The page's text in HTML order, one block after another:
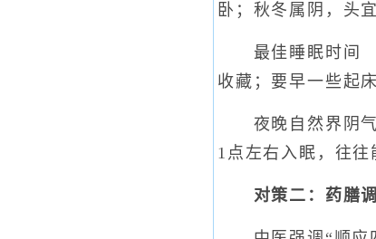
卧；秋冬属阴，头
最佳睡眠时间 《
收藏；要早一些起
夜晚自然界阴气
1点左右入眠，往往
对策二：药膳